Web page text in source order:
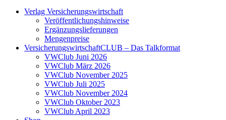
Verlag Versicherungswirtschaft
Veröffentlichungshinweise
Ergänzungslieferungen
Mengenpreise
VersicherungswirtschaftCLUB – Das Talkformat
VWClub Juni 2026
VWClub März 2026
VWClub November 2025
VWClub Juli 2025
VWClub November 2024
VWClub Oktober 2023
VWClub April 2023